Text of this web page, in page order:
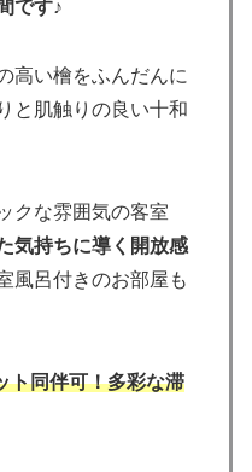
です♪
高い檜をふんだんに
と肌触りの良い十和
クな雰囲気の客室
気持ちに導く開放感
風呂付きのお部屋も
ト同伴可！多彩な滞